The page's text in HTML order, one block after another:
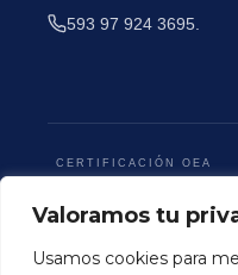
Valoramos tu
Usamos cookies para
593 97 924 3695.
CERTIFICACIÓN OEA